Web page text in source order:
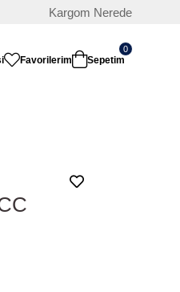
Kargom Nerede
Favorilerim Sepetim
0